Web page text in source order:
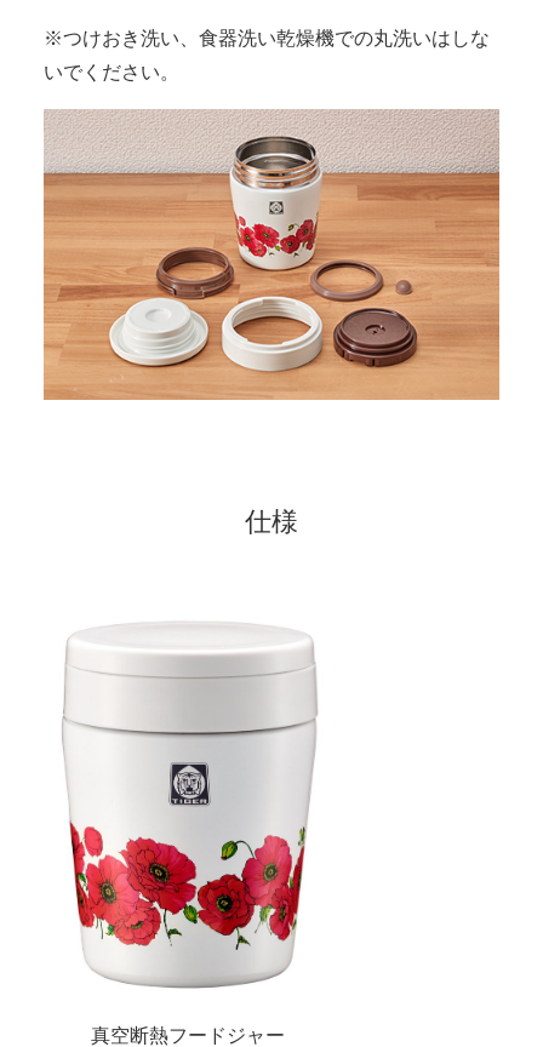
※つけおき洗い、食器洗い乾燥機での丸洗いはしな
いでください。
仕様
真空断熱フードジャー